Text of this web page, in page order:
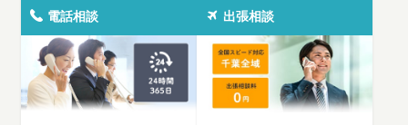
電話相談 出張相談